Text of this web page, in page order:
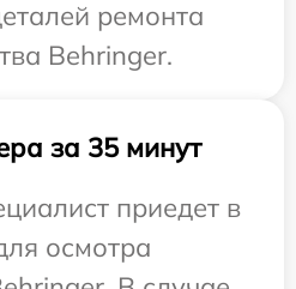
ремонта
Behringer.
за 35 минут
приедет в
осмотра